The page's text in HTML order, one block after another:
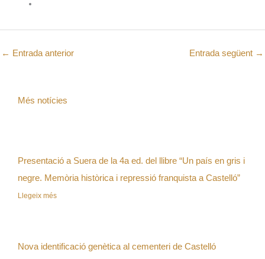
← Entrada anterior Entrada següent →
Més notícies
Presentació a Suera de la 4a ed. del llibre “Un país en gris i
negre. Memòria històrica i repressió franquista a Castelló”
Llegeix més
Nova identificació genètica al cementeri de Castelló